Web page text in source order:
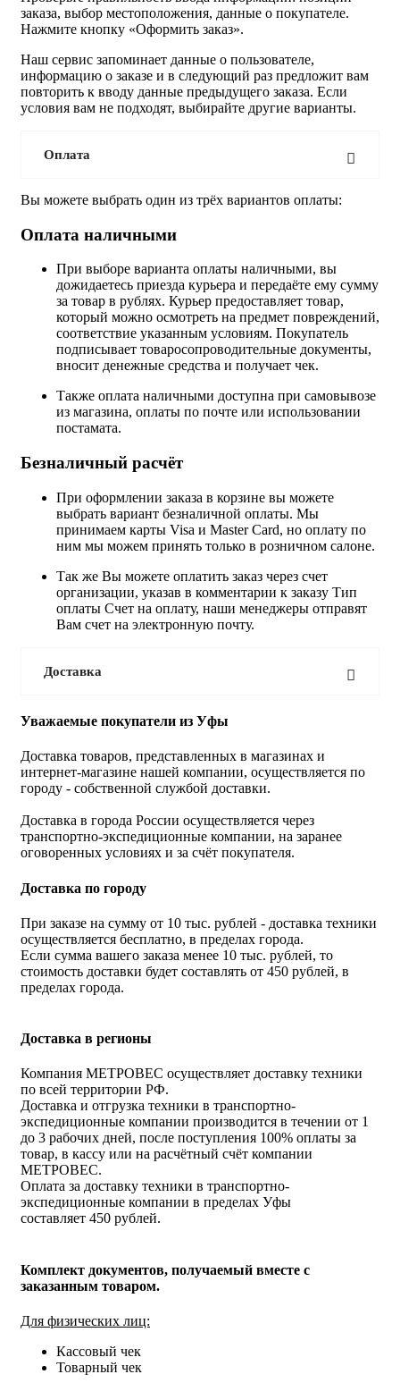
заказа, выбор местоположения, данные о покупателе.
Нажмите кнопку «Оформить заказ».
Наш сервис запоминает данные о пользователе,
информацию о заказе и в следующий раз предложит вам
повторить к вводу данные предыдущего заказа. Если
условия вам не подходят, выбирайте другие варианты.
Оплата
Вы можете выбрать один из трёх вариантов оплаты:
Оплата наличными
При выборе варианта оплаты наличными, вы
дожидаетесь приезда курьера и передаёте ему сумму
за товар в рублях. Курьер предоставляет товар,
который можно осмотреть на предмет повреждений,
соответствие указанным условиям. Покупатель
подписывает товаросопроводительные документы,
вносит денежные средства и получает чек.
Также оплата наличными доступна при самовывозе
из магазина, оплаты по почте или использовании
постамата.
Безналичный расчёт
При оформлении заказа в корзине вы можете
выбрать вариант безналичной оплаты. Мы
принимаем карты Visa и Master Card, но оплату по
ним мы можем принять только в розничном салоне.
Так же Вы можете оплатить заказ через счет
организации, указав в комментарии к заказу Тип
оплаты Счет на оплату, наши менеджеры отправят
Вам счет на электронную почту.
Доставка
Уважаемые покупатели из Уфы
Доставка товаров, представленных в магазинах и
интернет-магазине нашей компании, осуществляется по
городу - собственной службой доставки.
Доставка в города России осуществляется через
транспортно-экспедиционные компании, на заранее
оговоренных условиях и за счёт покупателя.
Доставка по городу
При заказе на сумму от 10 тыс. рублей - доставка техники
осуществляется бесплатно, в пределах города.
Если сумма вашего заказа менее 10 тыс. рублей, то
стоимость доставки будет составлять от 450 рублей, в
пределах города.
Доставка в регионы
Компания МЕТРОВЕС осуществляет доставку техники
по всей территории РФ.
Доставка и отгрузка техники в транспортно-
экспедиционные компании производится в течении от 1
до 3 рабочих дней, после поступления 100% оплаты за
товар, в кассу или на расчётный счёт компании
МЕТРОВЕС.
Оплата за доставку техники в транспортно-
экспедиционные компании в пределах Уфы
составляет 450 рублей.
Комплект документов, получаемый вместе с
заказанным товаром.
Для физических лиц:
Кассовый чек
Товарный чек